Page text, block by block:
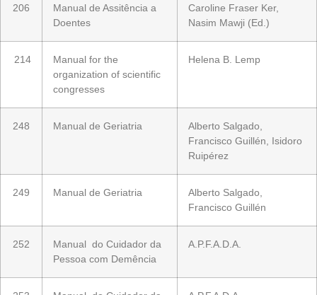
206
Manual de Assitência a
Doentes
Caroline Fraser Ker,
Nasim Mawji (Ed.)
214
Manual for the
organization of scientific
congresses
Helena B. Lemp
248 Manual de Geriatria
Alberto Salgado,
Francisco Guillén, Isidoro
Ruipérez
249 Manual de Geriatria
Alberto Salgado,
Francisco Guillén
252
Manual do Cuidador da
Pessoa com Demência
A.P.F.A.D.A.